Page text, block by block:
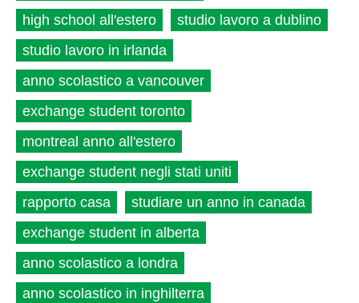
high school all'estero
studio lavoro a dublino
studio lavoro in irlanda
anno scolastico a vancouver
exchange student toronto
montreal anno all'estero
exchange student negli stati uniti
rapporto casa
studiare un anno in canada
exchange student in alberta
anno scolastico a londra
anno scolastico in inghilterra